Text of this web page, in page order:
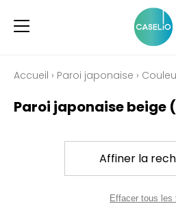
Accueil › Paroi japonaise ›
Paroi japonaise beige
Affiner la
Effacer tous les